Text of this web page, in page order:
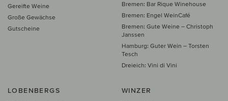
Gereifte Weine
Große Gewächse
Gutscheine
Bremen: Bar Rique Winehouse
Bremen: Engel WeinCafé
Bremen: Gute Weine – Christoph
Janssen
Hamburg: Guter Wein – Torsten
Tesch
Dreieich: Vini di Vini
LOBENBERGS WINZER